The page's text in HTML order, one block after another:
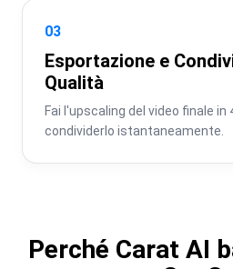
03
Esportazione e
Qualità
Fai l'upscaling del video finale in
condividerlo istantaneamente.
Perché Carat AI